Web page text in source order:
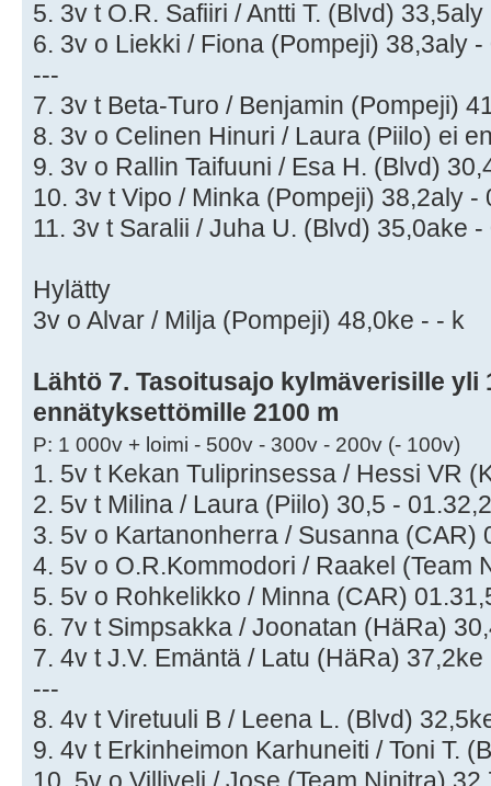
5. 3v t O.R. Safiiri / Antti T. (Blvd)
6. 3v o Liekki / Fiona (Pompeji) 38,3aly
---
7. 3v t Beta-Turo / Benjamin (Pompeji)
8. 3v o Celinen Hinuri / Laura (Piilo) ei
9. 3v o Rallin Taifuuni / Esa H. (Blvd)
10. 3v t Vipo / Minka (Pompeji) 38,2aly -
11. 3v t Saralii / Juha U. (Blvd) 35,0ake
Hylätty
3v o Alvar / Milja (Pompeji) 48,0ke - - k
Lähtö 7. Tasoitusajo kylmäverisille yli
ennätyksettömille 2100 m
P: 1 000v + loimi - 500v - 300v - 200v (- 100v)
1. 5v t Kekan Tuliprinsessa / Hessi VR
2. 5v t Milina / Laura (Piilo) 30,5 -
3. 5v o Kartanonherra / Susanna (CAR)
4. 5v o O.R.Kommodori / Raakel (Team
5. 5v o Rohkelikko / Minna (CAR)
6. 7v t Simpsakka / Joonatan (HäRa)
7. 4v t J.V. Emäntä / Latu (HäRa)
---
8. 4v t Viretuuli B / Leena L. (Blvd)
9. 4v t Erkinheimon Karhuneiti / Toni T.
10. 5v o Villiveli / Jose (Team Ninitra)